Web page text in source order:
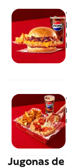
Jugonas